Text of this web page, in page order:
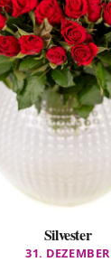
Silvester
31. DEZEMBER